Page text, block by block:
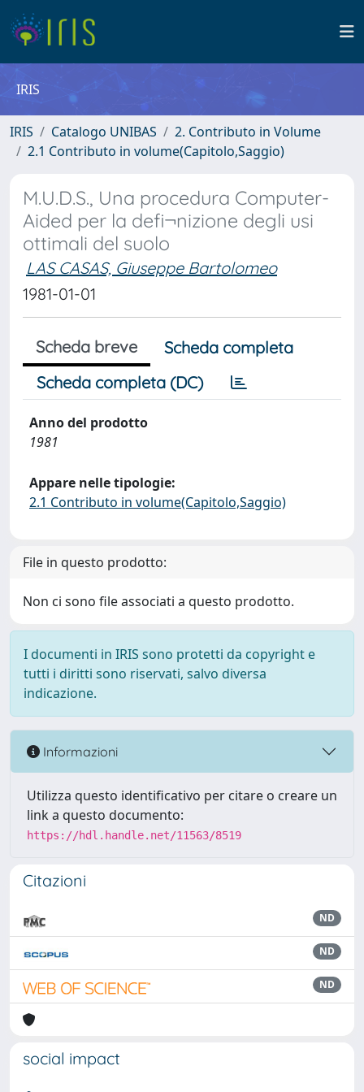
IRIS
IRIS Catalogo UNIBAS
2. Contributo in Volume
2.1 Contributo in volume(Capitolo,Saggio)
M.U.D.S., Una procedura Computer-
Aided per la defi¬nizione degli usi
ottimali del suolo
LAS CASAS, Giuseppe Bartolomeo
1981-01-01
Scheda breve
Scheda completa
Scheda completa (DC)
Anno del prodotto
1981
Appare nelle tipologie:
2.1 Contributo in volume(Capitolo,Saggio)
File in questo prodotto:
Non ci sono file associati a questo prodotto.
I documenti in IRIS sono protetti da copyright e
tutti i diritti sono riservati, salvo diversa
indicazione.
Informazioni
Utilizza questo identificativo per citare o creare un
link a questo documento:
https://hdl.handle.net/11563/8519
Citazioni
ND
ND
ND
social impact